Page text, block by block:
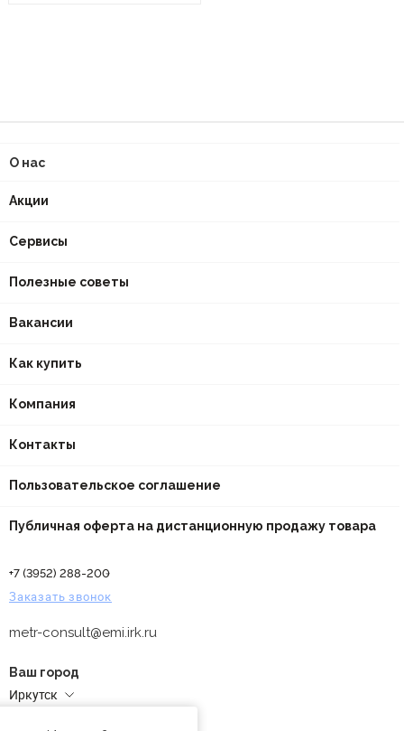
О нас
Акции
Сервисы
Полезные советы
Вакансии
Как купить
Компания
Контакты
Пользовательское соглашение
Публичная оферта на дистанционную продажу товара
+7 (3952) 288-200
Заказать звонок
metr-consult@emi.irk.ru
Ваш город
Иркутск